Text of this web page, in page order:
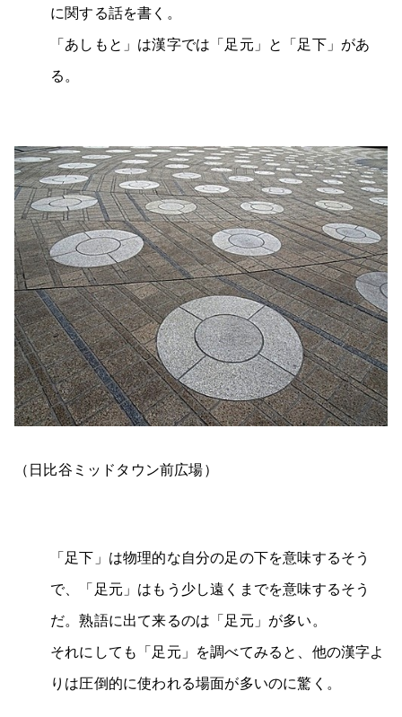
に関する話を書く。
「あしもと」は漢字では「足元」と「足下」があ
る。
（日比谷ミッドタウン前広場）
「足下」は物理的な自分の足の下を意味するそう
で、「足元」はもう少し遠くまでを意味するそう
だ。熟語に出て来るのは「足元」が多い。
それにしても「足元」を調べてみると、他の漢字よ
りは圧倒的に使われる場面が多いのに驚く。